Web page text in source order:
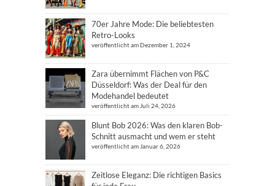
70er Jahre Mode: Die beliebtesten
Retro-Looks
veröffentlicht am Dezember 1, 2024
Zara übernimmt Flächen von P&C
Düsseldorf: Was der Deal für den
Modehandel bedeutet
veröffentlicht am Juli 24, 2026
Blunt Bob 2026: Was den klaren Bob-
Schnitt ausmacht und wem er steht
veröffentlicht am Januar 6, 2026
Zeitlose Eleganz: Die richtigen Basics